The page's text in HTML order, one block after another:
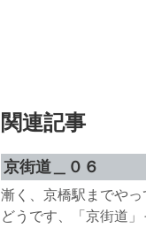
関連記事
京街道＿０６
漸く、京橋駅までや
どうです、「京街道